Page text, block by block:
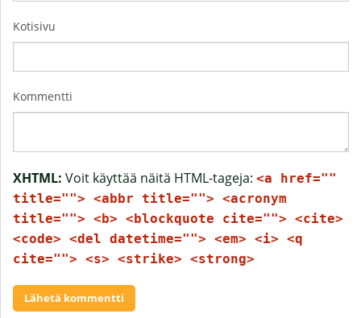
Kotisivu
Kommentti
XHTML: Voit käyttää näitä HTML-tageja: <a href=""
title=""> <abbr title=""> <acronym
title=""> <b> <blockquote cite=""> <cite>
<code> <del datetime=""> <em> <i> <q
cite=""> <s> <strike> <strong>